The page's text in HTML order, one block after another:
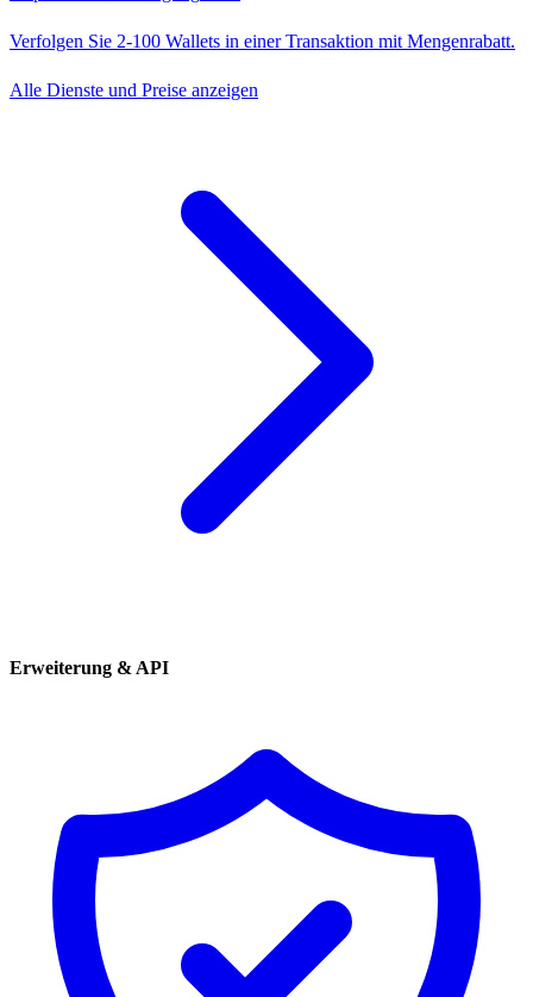
Verfolgen Sie 2-100 Wallets in einer Transaktion mit Mengenrabatt.
Alle Dienste und Preise anzeigen
Erweiterung & API